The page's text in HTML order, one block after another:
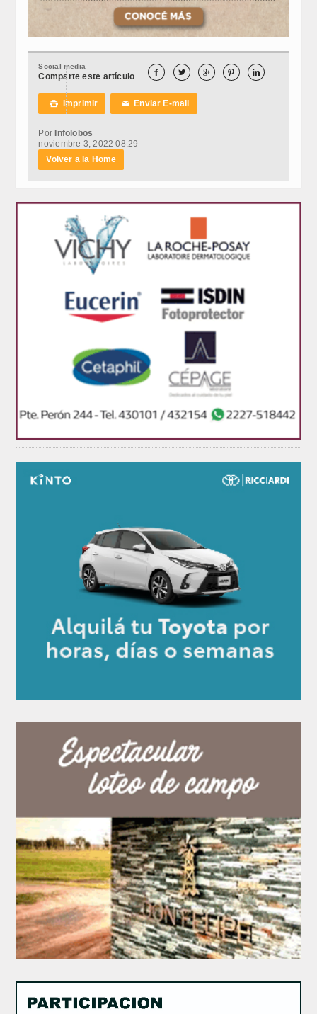
Social media
Comparte este artículo     
 Imprimir ✉Enviar E-mail
PorInfolobos
noviembre 3, 2022 08:29
Volver a la Home